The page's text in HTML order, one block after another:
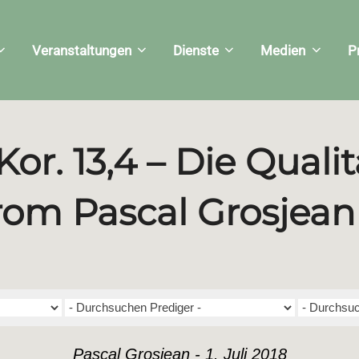
Veranstaltungen Dienste Medien
13,4 – Die
Pascal Grosjean
Pascal Grosjean - 1. Juli 2018